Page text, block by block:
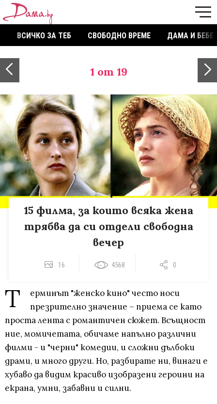
ВСИЧКО ЗА ТЕБ СВОБОДНО ВРЕМЕ ДАМА И БЕБЕ
1 от 19
15 филма, за които всяка жена
трябва да си отдели свободна
вечер
16 4568 0
Т
ерминът "женско кино" често носи
презрително значение – приема се като
проста лента с романтичен сюжет. Всъщност
ние, момичетата, обичаме напълно различни
филми - и "черни" комедии, и сложни дълбоки
драми, и много други. Но, разбирате ни, винаги е
хубаво да видим красиво изобразени героини на
екрана, умни, забавни и силни.